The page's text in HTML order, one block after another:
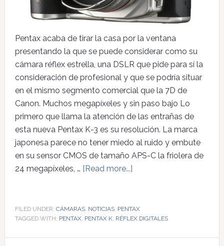
Pentax acaba de tirar la casa por la ventana
presentando la que se puede considerar como su
cámara réflex estrella, una DSLR que pide para sí la
consideración de profesional y que se podría situar
en el mismo segmento comercial que la 7D de
Canon. Muchos megapíxeles y sin paso bajo Lo
primero que llama la atención de las entrañas de
esta nueva Pentax K-3 es su resolución. La marca
japonesa parece no tener miedo al ruido y embute
en su sensor CMOS de tamaño APS-C la friolera de
24 megapíxeles, … [Read more...]
FILED UNDER: CÁMARAS, NOTICIAS, PENTAX
TAGGED WITH: PENTAX, PENTAX K, RÉFLEX DIGITALES